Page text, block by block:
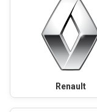
Renault